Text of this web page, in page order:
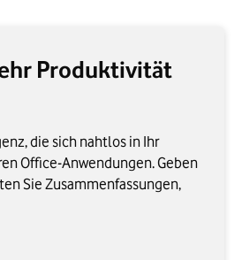
Produktivität
die sich nahtlos in Ihr
Office-Anwendungen. Geben
Sie Zusammenfassungen,